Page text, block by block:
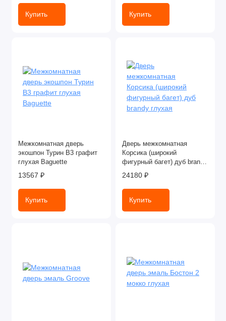
Купить Купить
Межкомнатная дверь
экошпон Турин В3 графит
глухая Baguette
13567 ₽
Купить
Дверь межкомнатная
Корсика (широкий
фигурный багет) дуб brandy
глухая
24180 ₽
Купить